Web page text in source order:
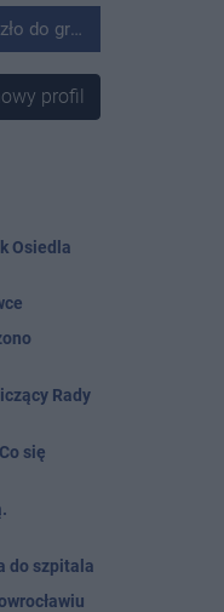
zdarzenia.
profil
Osiedla
Rady
się
do szpitala